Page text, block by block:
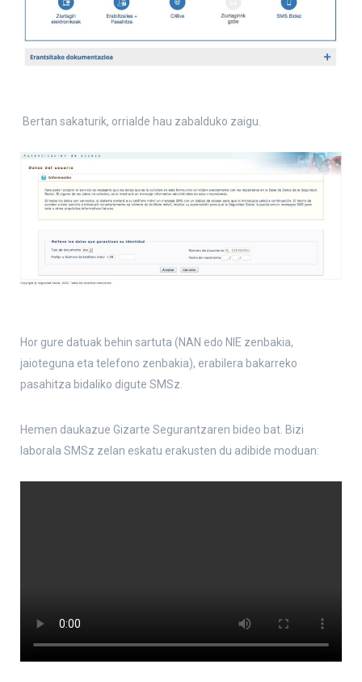
Bertan sakaturik, orrialde hau zabalduko zaigu.
Hor gure datuak behin sartuta (NAN edo NIE zenbakia,
jaioteguna eta telefono zenbakia), erabilera bakarreko
pasahitza bidaliko digute SMSz.
Hemen daukazue Gizarte Segurantzaren bideo bat. Bizi
laborala SMSz zelan eskatu erakusten du adibide moduan: